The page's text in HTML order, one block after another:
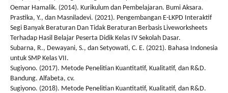
Oemar Hamalik. (2014). Kurikulum dan Pembelajaran. Bumi Aksara.
Prastika, Y., dan Masniladevi. (2021). Pengembangan E-LKPD Interaktif
Segi Banyak Beraturan Dan Tidak Beraturan Berbasis Liveworksheets
Terhadap Hasil Belajar Peserta Didik Kelas IV Sekolah Dasar.
Subarna, R., Dewayani, S., dan Setyowati, C. E. (2021). Bahasa Indonesia
untuk SMP Kelas VII.
Sugiyono. (2017). Metode Penelitian Kuantitatif, Kualitatif, dan R&D.
Bandung. Alfabeta, cv.
Sugiyono. (2018). Metode Penelitian Kuantitatif, Kualitatif, dan R&D.